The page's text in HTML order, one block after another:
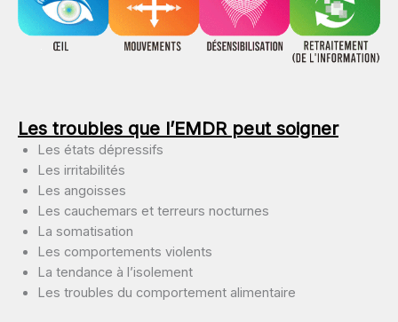
Les troubles que l’EMDR peut soigner
Les états dépressifs
Les irritabilités
Les angoisses
Les cauchemars et terreurs nocturnes
La somatisation
Les comportements violents
La tendance à l’isolement
Les troubles du comportement alimentaire